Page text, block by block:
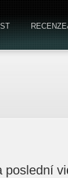
poslední